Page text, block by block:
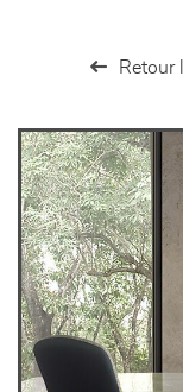
meubles de
literie
décoration
Retour